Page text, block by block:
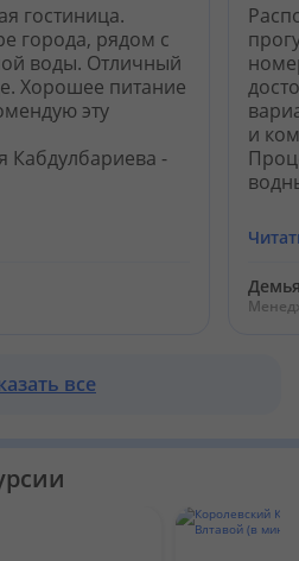
EUR
приложение
гостиница.
города, рядом с
воды. Отличный
Хорошее питание
эту
-
и
все